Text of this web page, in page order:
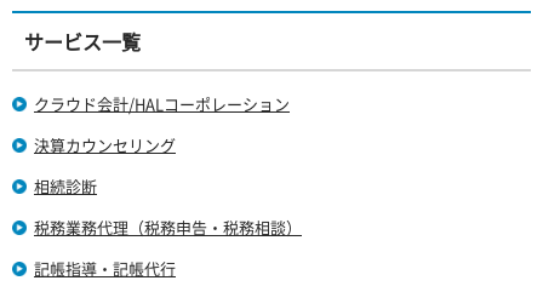
サービス一覧
クラウド会計/HALコーポレーション
決算カウンセリング
相続診断
税務業務代理（税務申告・税務相談）
記帳指導・記帳代行